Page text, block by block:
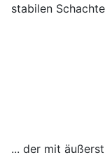
stabilen
... der mit